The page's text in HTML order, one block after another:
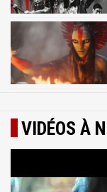
VIDÉOS À